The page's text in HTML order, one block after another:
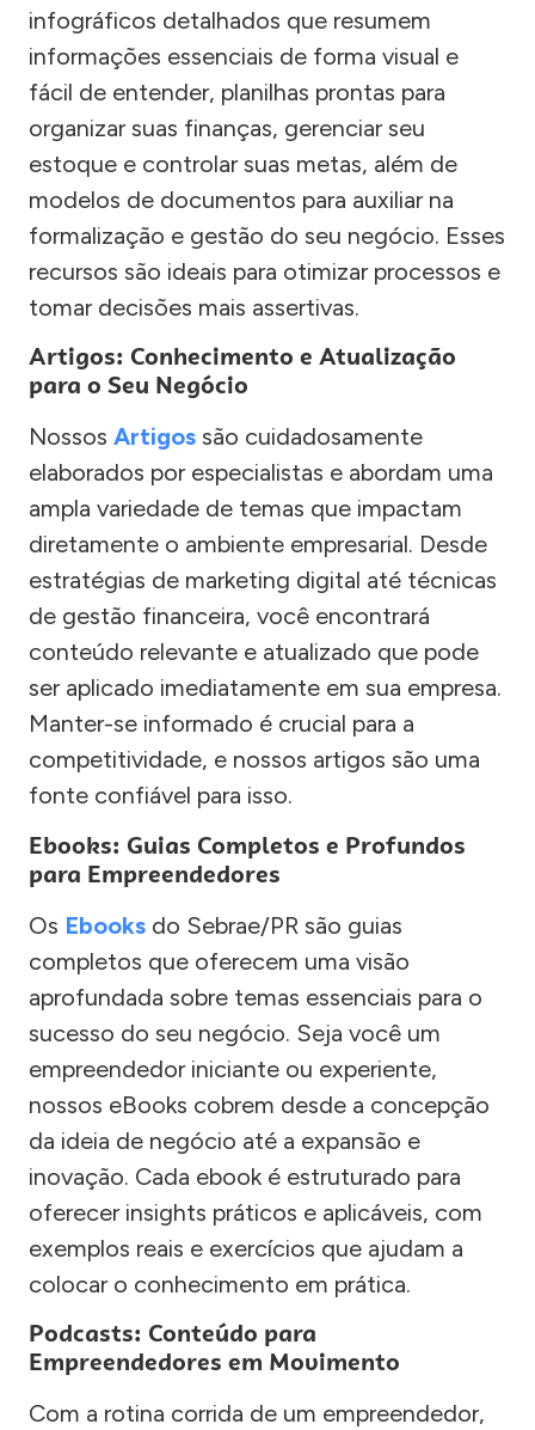
infográficos detalhados que resumem
informações essenciais de forma visual e
fácil de entender, planilhas prontas para
organizar suas finanças, gerenciar seu
estoque e controlar suas metas, além de
modelos de documentos para auxiliar na
formalização e gestão do seu negócio. Esses
recursos são ideais para otimizar processos e
tomar decisões mais assertivas.
Artigos: Conhecimento e Atualização
para o Seu Negócio
Nossos Artigos são cuidadosamente
elaborados por especialistas e abordam uma
ampla variedade de temas que impactam
diretamente o ambiente empresarial. Desde
estratégias de marketing digital até técnicas
de gestão financeira, você encontrará
conteúdo relevante e atualizado que pode
ser aplicado imediatamente em sua empresa.
Manter-se informado é crucial para a
competitividade, e nossos artigos são uma
fonte confiável para isso.
Ebooks: Guias Completos e Profundos
para Empreendedores
Os Ebooks do Sebrae/PR são guias
completos que oferecem uma visão
aprofundada sobre temas essenciais para o
sucesso do seu negócio. Seja você um
empreendedor iniciante ou experiente,
nossos eBooks cobrem desde a concepção
da ideia de negócio até a expansão e
inovação. Cada ebook é estruturado para
oferecer insights práticos e aplicáveis, com
exemplos reais e exercícios que ajudam a
colocar o conhecimento em prática.
Podcasts: Conteúdo para
Empreendedores em Movimento
Com a rotina corrida de um empreendedor,